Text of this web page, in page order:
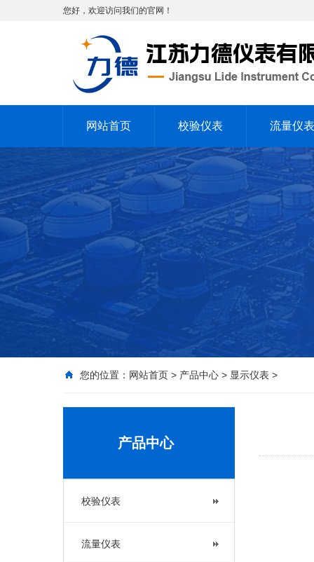
您好，欢迎访问我们的官网！
网站首页 校验仪表 流量仪表
您的位置： 网站首页 > 产品中心 > 显示仪表 >
产品中心
校验仪表
流量仪表